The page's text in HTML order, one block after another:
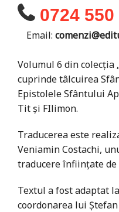
0724 550
Email:
Volumul 6 din colecția
cuprinde tâlcuirea
Epistolele Sfântului
Tit și FIlimon.
Traducerea este
Veniamin Costachi,
traducere înființate de
Textul a fost adaptat
coordonarea lui Ștefan